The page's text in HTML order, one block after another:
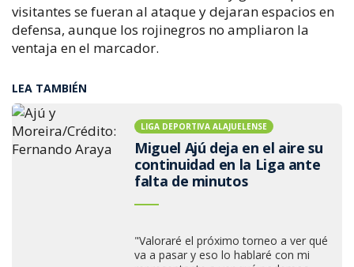
visitantes se fueran al ataque y dejaran espacios en
defensa, aunque los rojinegros no ampliaron la
ventaja en el marcador.
LEA TAMBIÉN
LIGA DEPORTIVA ALAJUELENSE
Miguel Ajú deja en el aire su
continuidad en la Liga ante
falta de minutos
"Valoraré el próximo torneo a ver qué
va a pasar y eso lo hablaré con mi